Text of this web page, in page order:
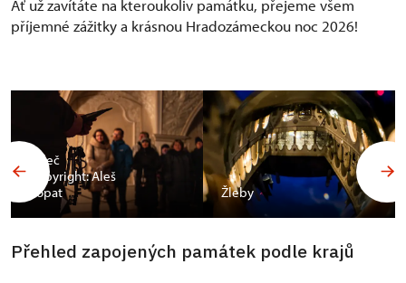
Ať už zavítáte na kteroukoliv památku, přejeme všem
příjemné zážitky a krásnou Hradozámeckou noc 2026!
Valeč
Copyright: Aleš
Vopat
Žleby
Přehled zapojených památek podle krajů